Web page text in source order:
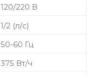
120/220 В
1/2 (л/с)
50-60 Гц
375 Вт/ч